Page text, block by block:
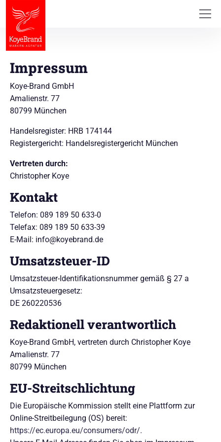
Impressum
Koye-Brand GmbH
Amalienstr. 77
80799 München
Handelsregister: HRB 174144
Registergericht: Handelsregistergericht München
Vertreten durch:
Christopher Koye
Kontakt
Telefon: 089 189 50 633-0
Telefax: 089 189 50 633-39
E-Mail: info@koyebrand.de
Umsatzsteuer-ID
Umsatzsteuer-Identifikationsnummer gemäß § 27 a
Umsatzsteuergesetz:
DE 260220536
Redaktionell verantwortlich
Koye-Brand GmbH, vertreten durch Christopher Koye
Amalienstr. 77
80799 München
EU-Streitschlichtung
Die Europäische Kommission stellt eine Plattform zur
Online-Streitbeilegung (OS) bereit:
https://ec.europa.eu/consumers/odr/.